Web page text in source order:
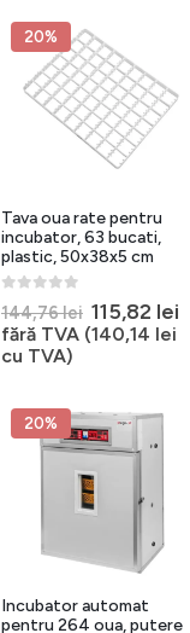
20%
Tava oua rate pentru
incubator, 63 bucati,
plastic, 50x38x5 cm
144,76lei Prețul
inițial
115,82 lei
fără TVA (140,14 lei
cu TVA)
20%
Incubator automat
pentru 264 oua, putere